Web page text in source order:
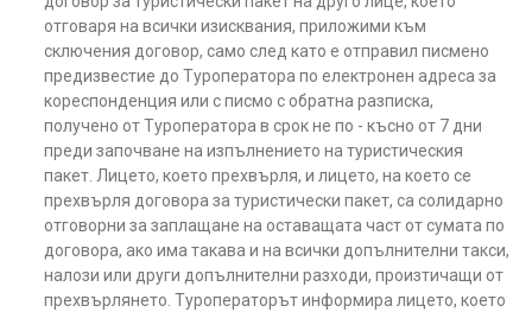
отговаря на всички изисквания, приложими към
сключения договор, само след като е отправил писмено
предизвестие до Туроператора по електронен адреса за
кореспонденция или с писмо с обратна разписка,
получено от Туроператора в срок не по - късно от 7 дни
преди започване на изпълнението на туристическия
пакет. Лицето, което прехвърля, и лицето, на което се
прехвърля договора за туристически пакет, са солидарно
отговорни за заплащане на оставащата част от сумата по
договора, ако има такава и на всички допълнителни такси,
налози или други допълнителни разходи, произтичащи от
прехвърлянето. Туроператорът информира лицето, което